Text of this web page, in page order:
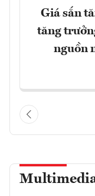
Giá sắn
tăng
nguồn